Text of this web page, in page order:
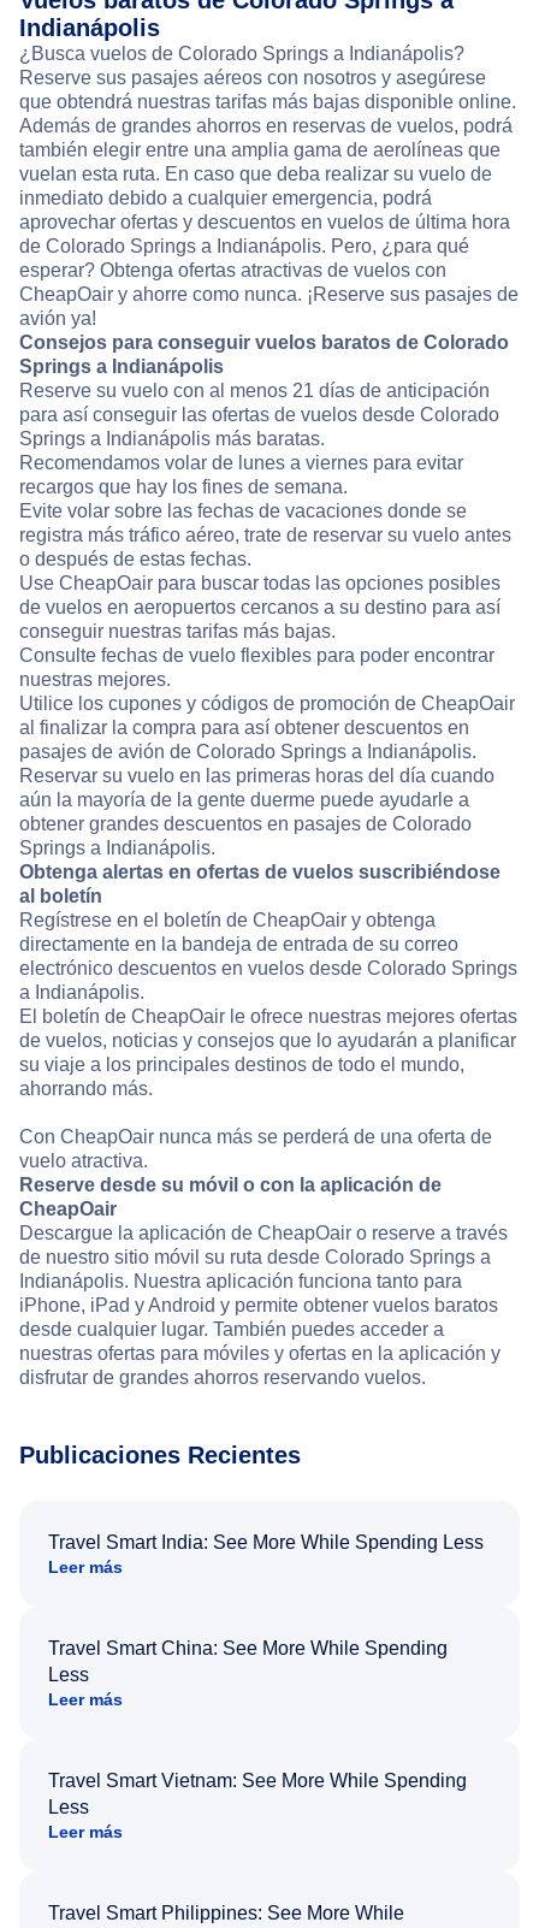
Indianápolis
¿Busca vuelos de Colorado Springs a Indianápolis?
Reserve sus pasajes aéreos con nosotros y asegúrese
que obtendrá nuestras tarifas más bajas disponible online.
Además de grandes ahorros en reservas de vuelos, podrá
también elegir entre una amplia gama de aerolíneas que
vuelan esta ruta. En caso que deba realizar su vuelo de
inmediato debido a cualquier emergencia, podrá
aprovechar ofertas y descuentos en vuelos de última hora
de Colorado Springs a Indianápolis. Pero, ¿para qué
esperar? Obtenga ofertas atractivas de vuelos con
CheapOair y ahorre como nunca. ¡Reserve sus pasajes de
avión ya!
Consejos para conseguir vuelos baratos de Colorado
Springs a Indianápolis
Reserve su vuelo con al menos 21 días de anticipación
para así conseguir las ofertas de vuelos desde Colorado
Springs a Indianápolis más baratas.
Recomendamos volar de lunes a viernes para evitar
recargos que hay los fines de semana.
Evite volar sobre las fechas de vacaciones donde se
registra más tráfico aéreo, trate de reservar su vuelo antes
o después de estas fechas.
Use CheapOair para buscar todas las opciones posibles
de vuelos en aeropuertos cercanos a su destino para así
conseguir nuestras tarifas más bajas.
Consulte fechas de vuelo flexibles para poder encontrar
nuestras mejores.
Utilice los cupones y códigos de promoción de CheapOair
al finalizar la compra para así obtener descuentos en
pasajes de avión de Colorado Springs a Indianápolis.
Reservar su vuelo en las primeras horas del día cuando
aún la mayoría de la gente duerme puede ayudarle a
obtener grandes descuentos en pasajes de Colorado
Springs a Indianápolis.
Obtenga alertas en ofertas de vuelos suscribiéndose
al boletín
Regístrese en el boletín de CheapOair y obtenga
directamente en la bandeja de entrada de su correo
electrónico descuentos en vuelos desde Colorado Springs
a Indianápolis.
El boletín de CheapOair le ofrece nuestras mejores ofertas
de vuelos, noticias y consejos que lo ayudarán a planificar
su viaje a los principales destinos de todo el mundo,
ahorrando más.
Con CheapOair nunca más se perderá de una oferta de
vuelo atractiva.
Reserve desde su móvil o con la aplicación de
CheapOair
Descargue la aplicación de CheapOair o reserve a través
de nuestro sitio móvil su ruta desde Colorado Springs a
Indianápolis. Nuestra aplicación funciona tanto para
iPhone, iPad y Android y permite obtener vuelos baratos
desde cualquier lugar. También puedes acceder a
nuestras ofertas para móviles y ofertas en la aplicación y
disfrutar de grandes ahorros reservando vuelos.
Publicaciones Recientes
Travel Smart India: See More While Spending Less
Leer más
Travel Smart China: See More While Spending
Less
Leer más
Travel Smart Vietnam: See More While Spending
Less
Leer más
Travel Smart Philippines: See More While